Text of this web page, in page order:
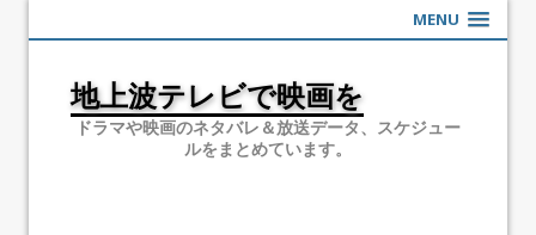
MENU
地上波テレビで映画を
ドラマや映画のネタバレ＆放送データ、スケジュー
ルをまとめています。